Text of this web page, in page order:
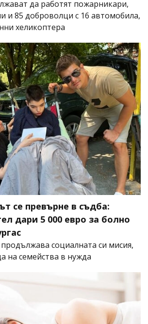
да работят пожарникари,
и 85 доброволци с 16 автомобила,
хеликоптера
се превърне в съдба:
дари 5 000 евро за болно
социалната си мисия,
на семейства в нужда